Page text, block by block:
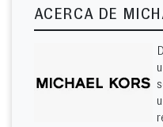
ACERCA DE